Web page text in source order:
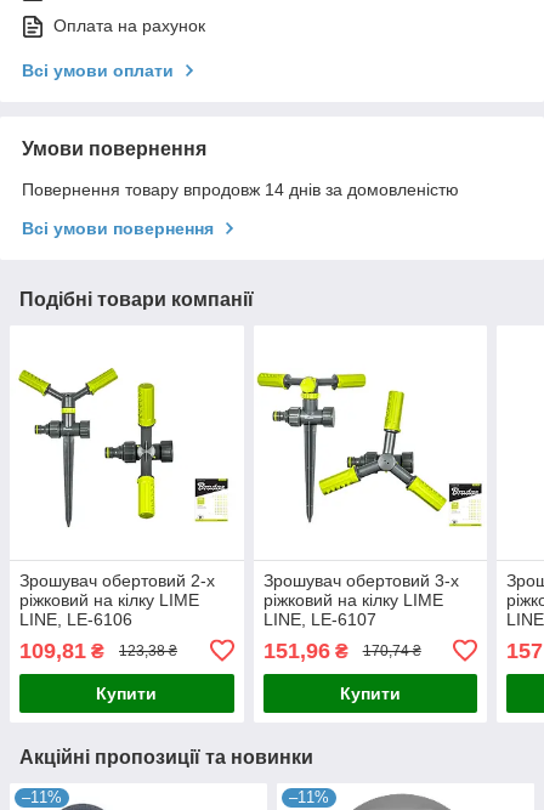
Оплата на рахунок
Всі умови оплати
Умови повернення
Повернення товару впродовж 14 днів за домовленістю
Всі умови повернення
Подібні товари компанії
Зрошувач обертовий 2-х
ріжковий на кілку LIME
LINE, LE-6106
109,81 ₴ 123,38 ₴
Купити
Зрошувач обертовий 3-х
ріжковий на кілку LIME
LINE, LE-6107
151,96₴ 170,74 ₴
Купити
Акційні пропозиції та новинки
–11% –11%